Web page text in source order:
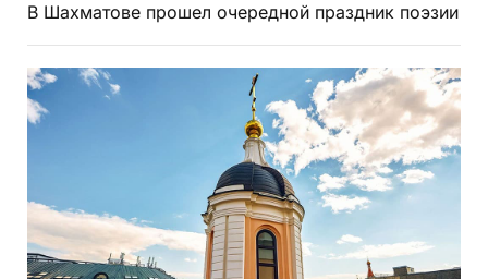
В Шахматове прошел очередной праздник поэзии